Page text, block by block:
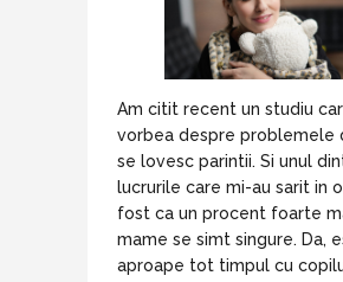
Am citit recent un studiu
vorbea despre problemele
se lovesc parintii. Si unul
lucrurile care mi-au sarit in
fost ca un procent foarte
mame se simt singure. Da,
aproape tot timpul cu